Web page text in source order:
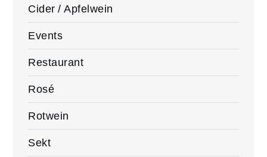
Cider / Apfelwein
Events
Restaurant
Rosé
Rotwein
Sekt